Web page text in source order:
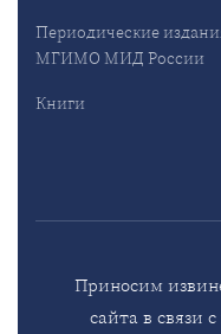
Периодические
МГИМО МИД России
Книги
Приносим
сайта в связи